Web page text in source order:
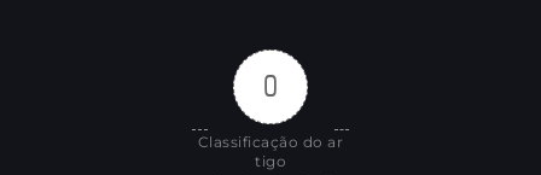
0
Classificação do ar
tigo